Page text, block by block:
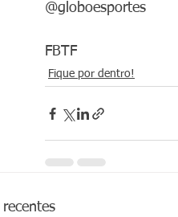
@globoesportes
FBTF
Fique por dentro!
recentes